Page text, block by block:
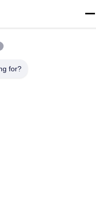
সমস্ত অধিকার সংরক্ষিত।
for?